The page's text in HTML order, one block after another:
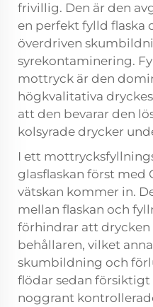
frivillig. Den är den
en perfekt fylld flaska
överdriven
syrekontaminering.
mottryck är den
högkvalitativa
att den bevarar den
kolsyrade drycker
I ett
glasflaskan först med
vätskan kommer in.
mellan flaskan och
förhindrar att
behållaren, vilket
skumbildning och
flödar sedan försiktigt
noggrant